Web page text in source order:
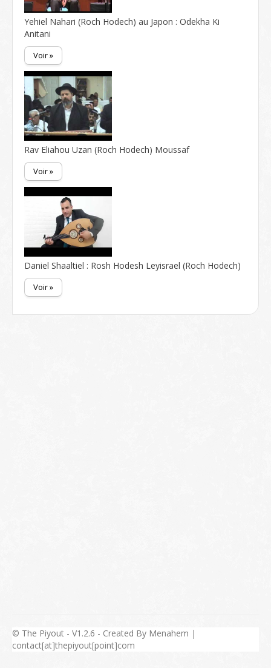
Yehiel Nahari (Roch Hodech) au Japon : Odekha Ki
Anitani
Voir »
Rav Eliahou Uzan (Roch Hodech) Moussaf
Voir »
Daniel Shaaltiel : Rosh Hodesh Leyisrael (Roch Hodech)
Voir »
© The Piyout - V1.2.6 - Created By Menahem |
contact[at]thepiyout[point]com